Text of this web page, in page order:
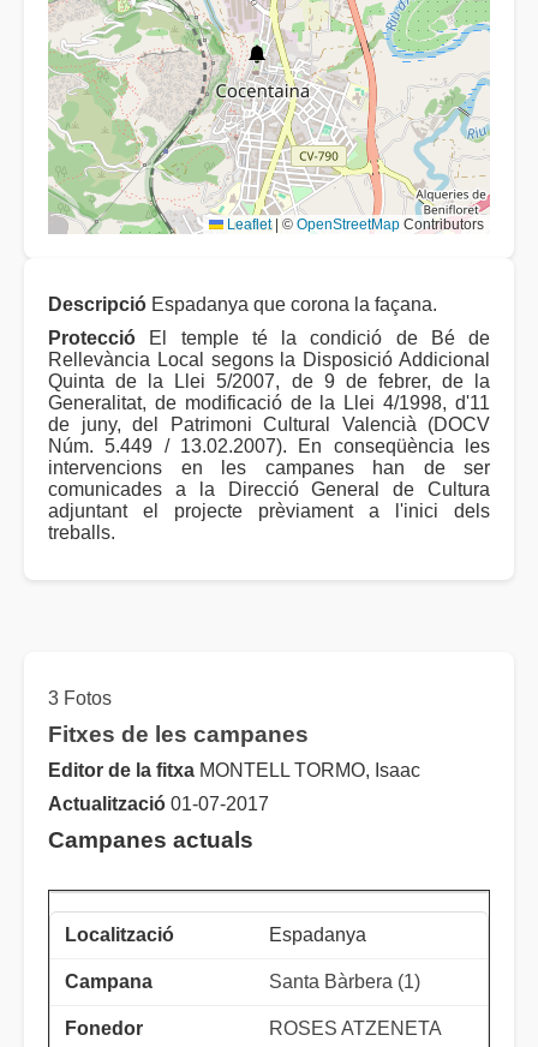
Leaflet © OpenStreetMap Contributors
Descripció Espadanya que corona la façana.
Protecció El temple té la condició de Bé de
Rellevància Local segons la Disposició Addicional
Quinta de la Llei 5/2007, de 9 de febrer, de la
Generalitat, de modificació de la Llei 4/1998, d'11
de juny, del Patrimoni Cultural Valencià (DOCV
Núm. 5.449 / 13.02.2007). En conseqüència les
intervencions en les campanes han de ser
comunicades a la Direcció General de Cultura
adjuntant el projecte prèviament a l'inici dels
treballs.
3 Fotos
Fitxes de les campanes
Editor de la fitxa MONTELL TORMO, Isaac
Actualització 01-07-2017
Campanes actuals
Espadanya
Santa Bàrbera (1)
ROSES ATZENETA